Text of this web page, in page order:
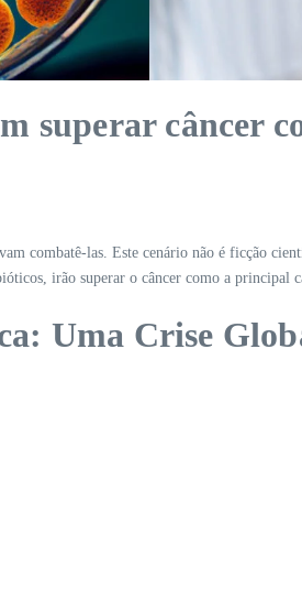
superar câncer
combatê-las. Este cenário não é ficção
irão superar o câncer como a principal
Uma Crise